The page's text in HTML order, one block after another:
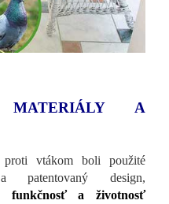
MATERIÁLY A
vtákom boli použité
patentovaný design,
funkčnosť a životnosť